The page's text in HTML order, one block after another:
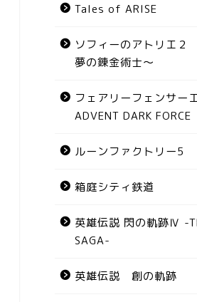
Tales of ARISE
ソフィーのアトリエ
夢の錬金術士～
フェアリーフェンサー
ADVENT DARK FORCE
ルーンファクトリー5
箱庭シティ鉄道
英雄伝説 閃の軌跡Ⅳ -
SAGA-
英雄伝説 創の軌跡